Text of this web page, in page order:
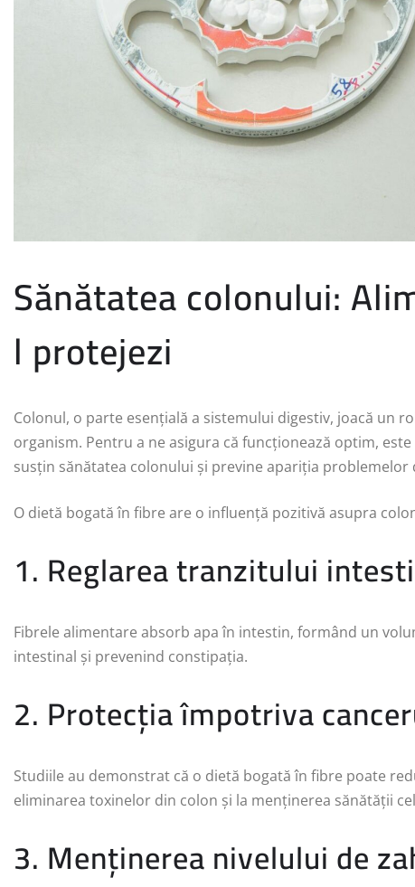
Sănătatea colonului:
l protejezi
Colonul, o parte esențială a sistemului digestiv, joacă un
organism. Pentru a ne asigura că funcționează optim,
susțin sănătatea colonului și previne apariția problemelor
O dietă bogată în fibre are o influență pozitivă asupra
1. Reglarea tranzitului
Fibrele alimentare absorb apa în intestin, formând un
intestinal și prevenind constipația.
2. Protecția împotriva
Studiile au demonstrat că o dietă bogată în fibre poate
eliminarea toxinelor din colon și la menținerea sănătății
3. Menținerea nivelului de